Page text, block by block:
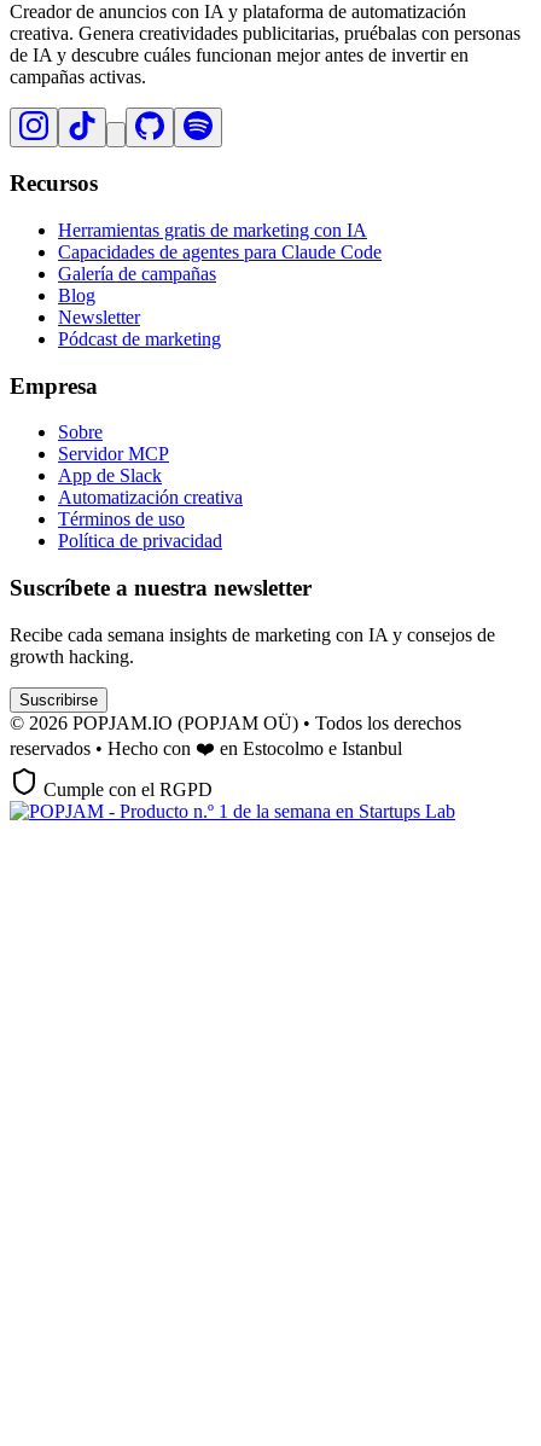
Creador de anuncios con IA y plataforma de automatización
creativa. Genera creatividades publicitarias, pruébalas con personas
de IA y descubre cuáles funcionan mejor antes de invertir en
campañas activas.
Recursos
Herramientas gratis de marketing con IA
Capacidades de agentes para Claude Code
Galería de campañas
Blog
Newsletter
Pódcast de marketing
Empresa
Sobre
Servidor MCP
App de Slack
Automatización creativa
Términos de uso
Política de privacidad
Suscríbete a nuestra newsletter
Recibe cada semana insights de marketing con IA y consejos de
growth hacking.
Suscribirse
© 2026 POPJAM.IO (POPJAM OÜ) • Todos los derechos
reservados • Hecho con ❤️ en Estocolmo e Istanbul
Cumple con el RGPD